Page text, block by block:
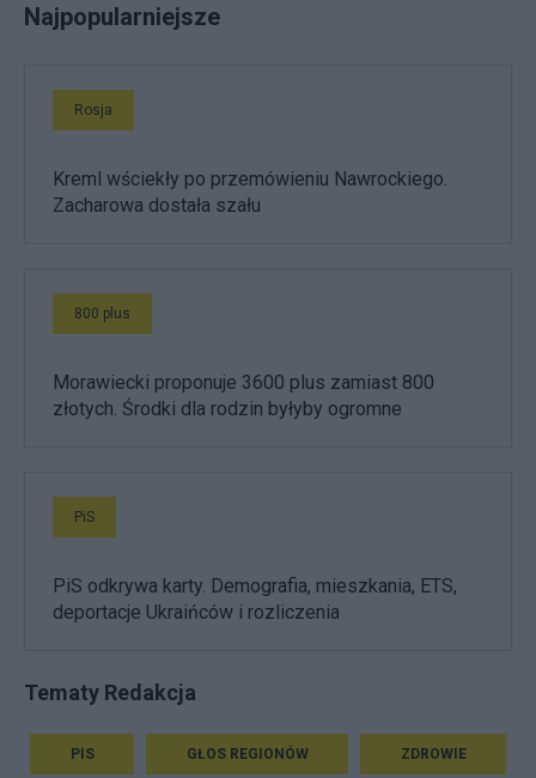
Najpopularniejsze
Rosja
Kreml wściekły po przemówieniu Nawrockiego.
Zacharowa dostała szału
800 plus
Morawiecki proponuje 3600 plus zamiast 800
złotych. Środki dla rodzin byłyby ogromne
PiS
PiS odkrywa karty. Demografia, mieszkania, ETS,
deportacje Ukraińców i rozliczenia
Tematy Redakcja
PIS GŁOS REGIONÓW ZDROWIE